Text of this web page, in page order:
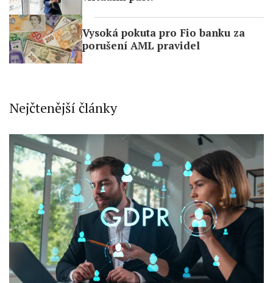
Vysoká pokuta pro Fio banku za
porušení AML pravidel
Nejčtenější články
device
Use limited data to select advertising
Create profiles for personalised
advertising
Use profiles to select personalised
content
Measure advertising performance
Measure content performance
Understand audiences through statistics
or combinations of data from different
sources
Develop and improve services